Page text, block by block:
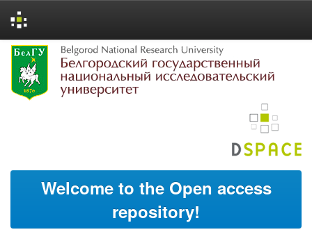
Skip
navigation
Welcome to the Open access
repository!